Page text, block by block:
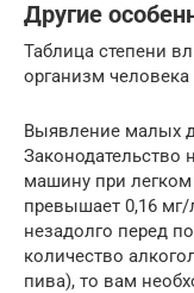
Другие
Таблица степени
организм человека
Выявление малых
Законодательство
машину при
превышает 0,16
незадолго перед
количество
пива), то вам